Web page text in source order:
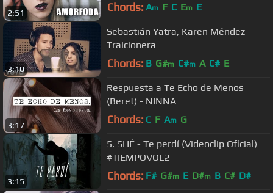
2:51 Chords: Am F C Em E
3:10
Sebastián Yatra, Karen Méndez -
Traicionera
Chords: B G#m C#m A C# E
3:17
Respuesta a Te Echo de Menos
(Beret) - NINNA
Chords: C F Am G
3:15
5. SHÉ - Te perdí (Videoclip Oficial)
#TIEMPOVOL2
Chords: F# G#m E D#m B C# D#